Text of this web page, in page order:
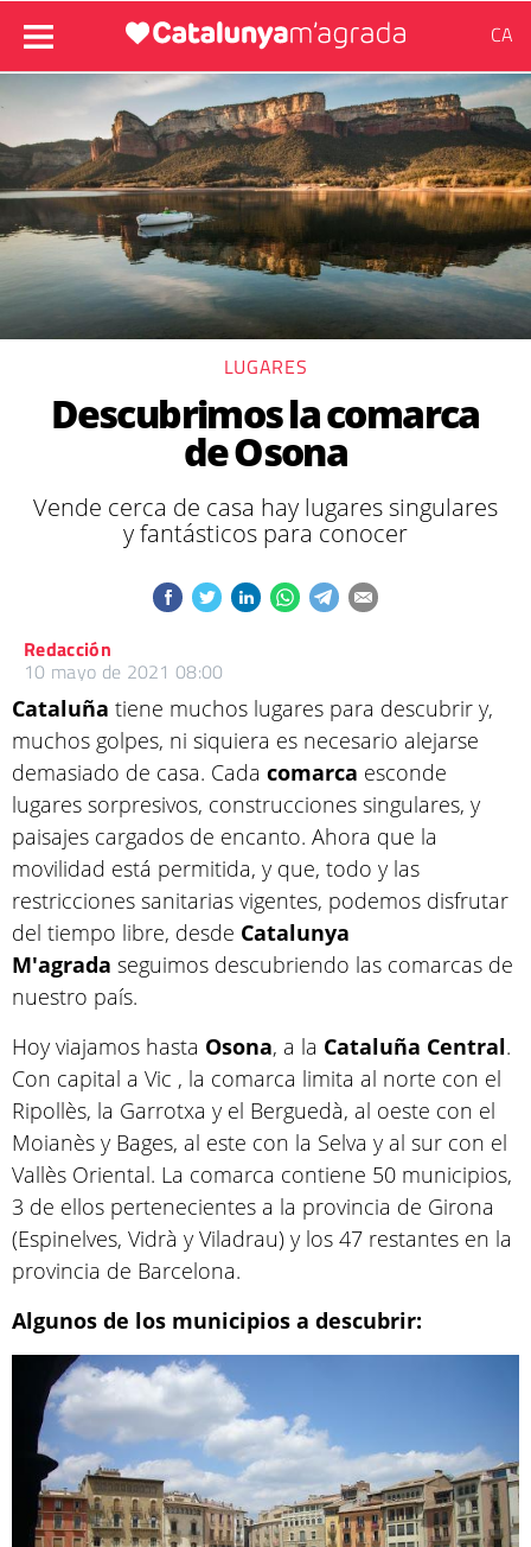
CA
LUGARES
Descubrimos la comarca
de Osona
Vende cerca de casa hay lugares singulares
y fantásticos para conocer
Redacción
10 mayo de 2021 08:00
Cataluña tiene muchos lugares para descubrir y,
muchos golpes, ni siquiera es necesario alejarse
demasiado de casa. Cada comarca esconde
lugares sorpresivos, construcciones singulares, y
paisajes cargados de encanto. Ahora que la
movilidad está permitida, y que, todo y las
restricciones sanitarias vigentes, podemos disfrutar
del tiempo libre, desde Catalunya
M'agrada seguimos descubriendo las comarcas de
nuestro país.
Hoy viajamos hasta Osona, a la Cataluña Central.
Con capital a Vic , la comarca limita al norte con el
Ripollès, la Garrotxa y el Berguedà, al oeste con el
Moianès y Bages, al este con la Selva y al sur con el
Vallès Oriental. La comarca contiene 50 municipios,
3 de ellos pertenecientes a la provincia de Girona
(Espinelves, Vidrà y Viladrau) y los 47 restantes en la
provincia de Barcelona.
Algunos de los municipios a descubrir: